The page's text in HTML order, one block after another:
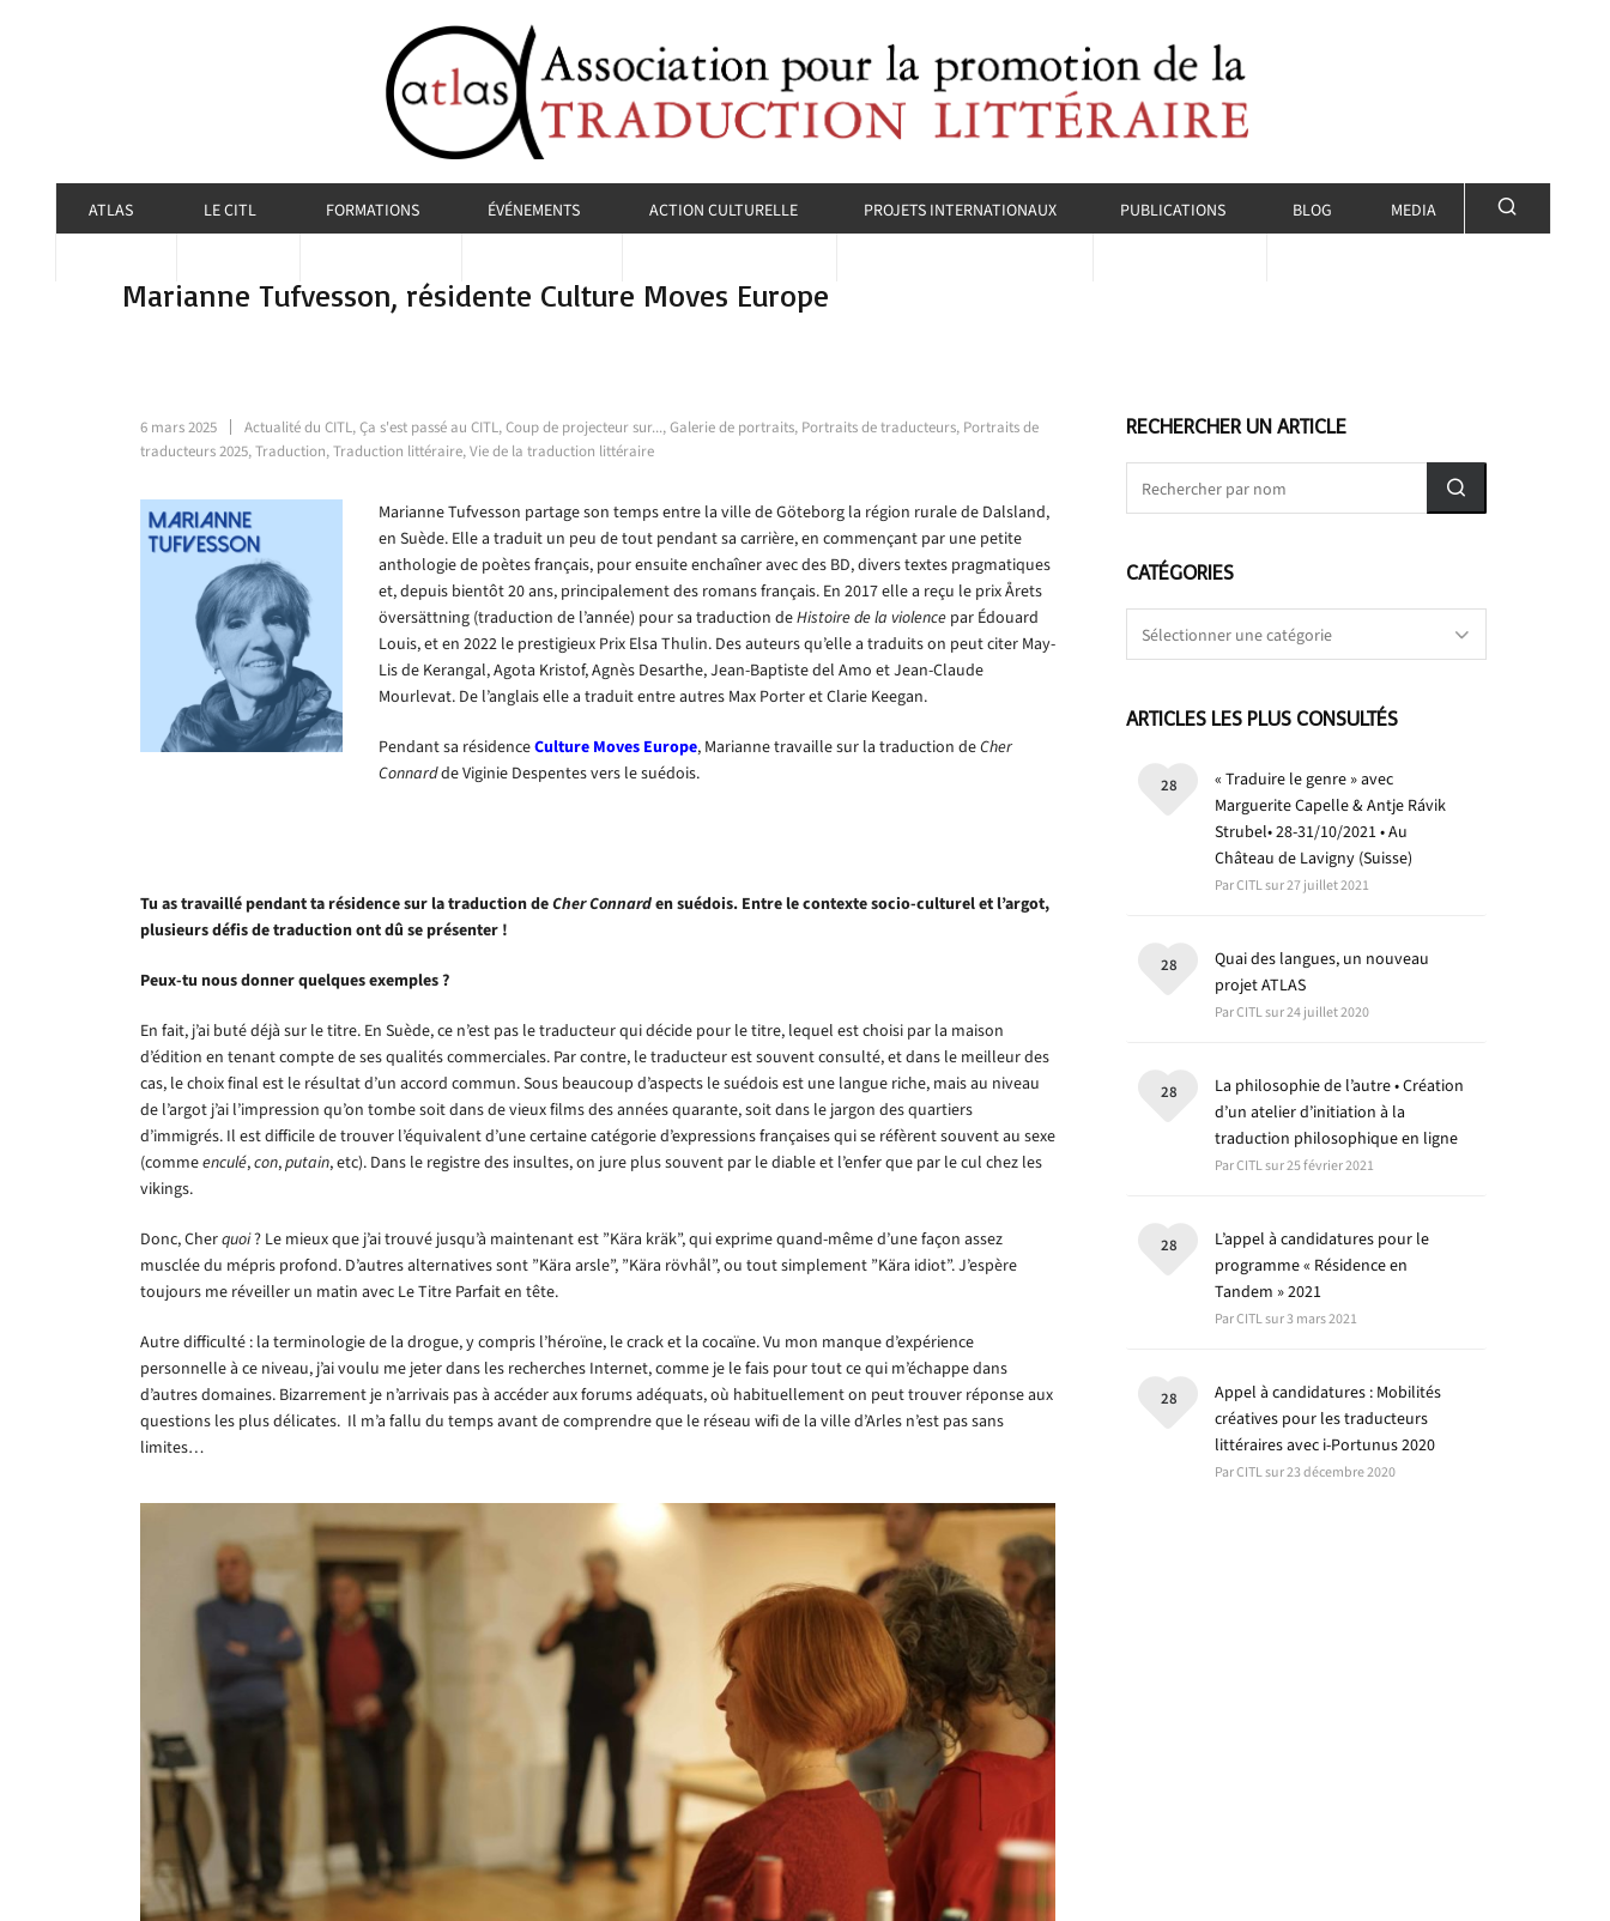
ATLAS LE CITL FORMATIONS ÉVÉNEMENTS ACTION CULTURELLE PROJETS INTERNATIONAUX PUBLICATIONS BLOG MEDIA
Marianne Tufvesson, résidente Culture Moves Europe
6 mars 2025 Actualité du CITL,Ça s'est passé au CITL,Coup de projecteur sur...,Galerie de portraits, Portraits de traducteurs, Portraits de
traducteurs 2025,Traduction,Traduction littéraire,Vie de la traduction littéraire
Marianne Tufvesson partage son temps entre la ville de Göteborg la région rurale de Dalsland,
en Suède. Elle a traduit un peu de tout pendant sa carrière, en commençant par une petite
anthologie de poètes français, pour ensuite enchaîner avec des BD, divers textes pragmatiques
et, depuis bientôt 20 ans, principalement des romans français. En 2017 elle a reçu le prix Årets
översättning (traduction de l’année) pour sa traduction deHistoire de la violencepar Édouard
Louis, et en 2022 le prestigieux Prix Elsa Thulin. Des auteurs qu’elle a traduits on peut citer May-
Lis de Kerangal, Agota Kristof, Agnès Desarthe, Jean-Baptiste del Amo et Jean-Claude
Mourlevat. De l’anglais elle a traduit entre autres Max Porter et Clarie Keegan.
Pendant sa résidenceCulture Moves Europe, Marianne travaille sur la traduction deCher
Connardde Viginie Despentes vers le suédois.
Tu as travaillé pendant ta résidence sur la traduction deCher Connarden suédois. Entre le contexte socio-culturel et l’argot,
plusieurs défis de traduction ont dû se présenter !
Peux-tu nous donner quelques exemples ?
En fait, j’ai buté déjà sur le titre. En Suède, ce n’est pas le traducteur qui décide pour le titre, lequel est choisi par la maison
d’édition en tenant compte de ses qualités commerciales. Par contre, le traducteur est souvent consulté, et dans le meilleur des
cas, le choix final est le résultat d’un accord commun. Sous beaucoup d’aspects le suédois est une langue riche, mais au niveau
de l’argot j’ai l’impression qu’on tombe soit dans de vieux films des années quarante, soit dans le jargon des quartiers
d’immigrés. Il est difficile de trouver l’équivalent d’une certaine catégorie d’expressions françaises qui se réfèrent souvent au sexe
(commeenculé,con,putain, etc). Dans le registre des insultes, on jure plus souvent par le diable et l’enfer que par le cul chez les
vikings.
Donc, Cherquoi? Le mieux que j’ai trouvé jusqu’à maintenant est ”Kära kräk”, qui exprime quand-même d’une façon assez
musclée du mépris profond. D’autres alternatives sont ”Kära arsle”, ”Kära rövhål”, ou tout simplement ”Kära idiot”. J’espère
toujours me réveiller un matin avec Le Titre Parfait en tête.
Autre difficulté : la terminologie de la drogue, y compris l’héroïne, le crack et la cocaïne. Vu mon manque d’expérience
personnelle à ce niveau, j’ai voulu me jeter dans les recherches Internet, comme je le fais pour tout ce qui m’échappe dans
d’autres domaines. Bizarrement je n’arrivais pas à accéder aux forums adéquats, où habituellement on peut trouver réponse aux
questions les plus délicates. Il m’a fallu du temps avant de comprendre que le réseau wifi de la ville d’Arles n’est pas sans
limites…
RECHERCHER UN ARTICLE
CATÉGORIES
ARTICLES LES PLUS CONSULTÉS
« Traduire le genre » avec
Marguerite Capelle & Antje Rávik
Strubel• 28-31/10/2021 • Au
Château de Lavigny (Suisse)
Par CITL sur 27 juillet 2021
28
Quai des langues, un nouveau
projet ATLAS
Par CITL sur 24 juillet 2020
28
La philosophie de l’autre • Création
d’un atelier d’initiation à la
traduction philosophique en ligne
Par CITL sur 25 février 2021
28
L’appel à candidatures pour le
programme « Résidence en
Tandem » 2021
Par CITL sur 3 mars 2021
28
Appel à candidatures : Mobilités
créatives pour les traducteurs
littéraires avec i-Portunus 2020
Par CITL sur 23 décembre 2020
28